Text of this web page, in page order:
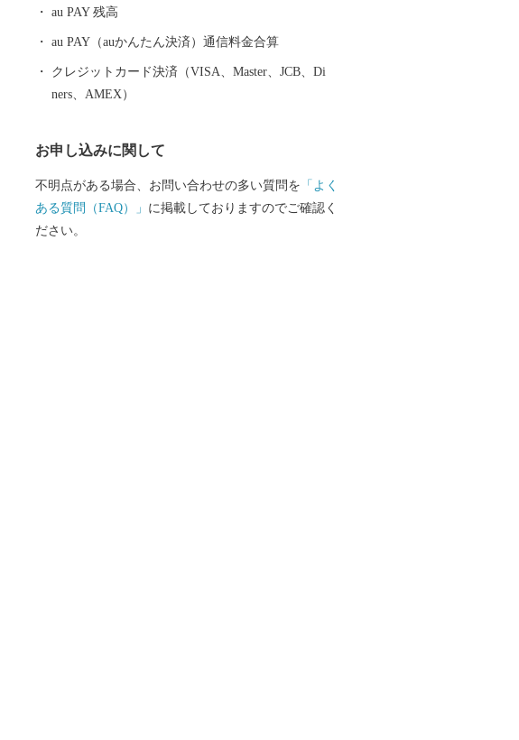
au PAY 残高
au PAY（auかんたん決済）通信料金合算
クレジットカード決済（VISA、Master、JCB、Di
ners、AMEX）
お申し込みに関して
不明点がある場合、お問い合わせの多い質問を 「よく
ある質問（FAQ）」 に掲載しておりますのでご確認く
ださい。